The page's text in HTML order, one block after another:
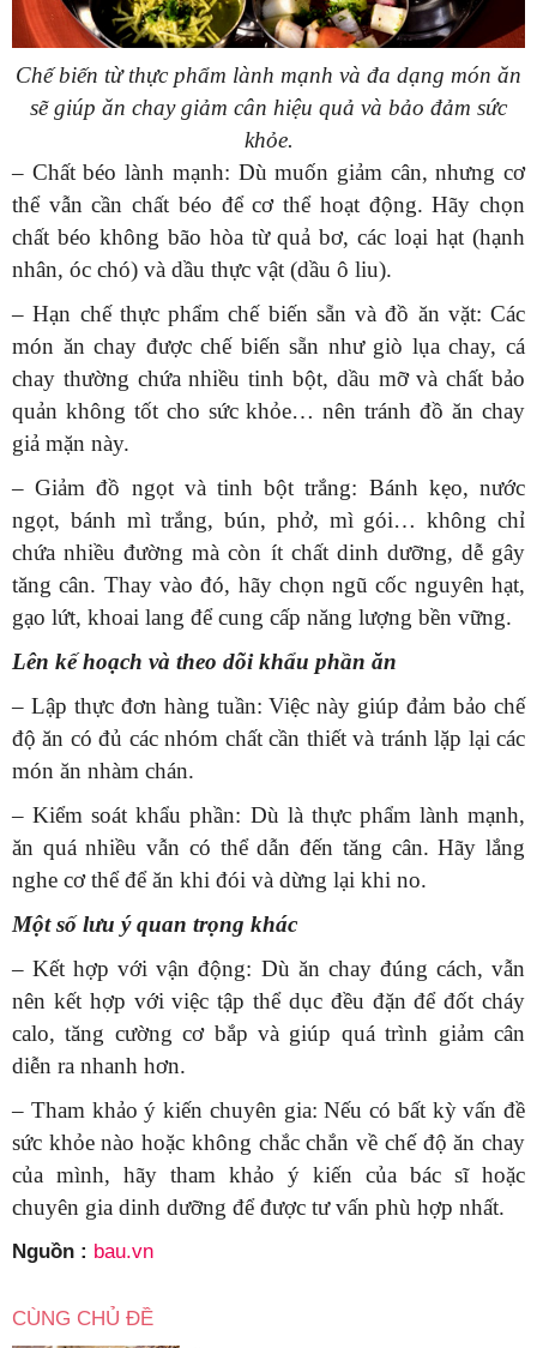
Chế biến từ thực phẩm lành mạnh và đa dạng món ăn
sẽ giúp ăn chay giảm cân hiệu quả và bảo đảm sức
khỏe.
– Chất béo lành mạnh: Dù muốn giảm cân, nhưng cơ
thể vẫn cần chất béo để cơ thể hoạt động. Hãy chọn
chất béo không bão hòa từ quả bơ, các loại hạt (hạnh
nhân, óc chó) và dầu thực vật (dầu ô liu).
– Hạn chế thực phẩm chế biến sẵn và đồ ăn vặt: Các
món ăn chay được chế biến sẵn như giò lụa chay, cá
chay thường chứa nhiều tinh bột, dầu mỡ và chất bảo
quản không tốt cho sức khỏe… nên tránh đồ ăn chay
giả mặn này.
– Giảm đồ ngọt và tinh bột trắng: Bánh kẹo, nước
ngọt, bánh mì trắng, bún, phở, mì gói… không chỉ
chứa nhiều đường mà còn ít chất dinh dưỡng, dễ gây
tăng cân. Thay vào đó, hãy chọn ngũ cốc nguyên hạt,
gạo lứt, khoai lang để cung cấp năng lượng bền vững.
Lên kế hoạch và theo dõi khẩu phần ăn
– Lập thực đơn hàng tuần: Việc này giúp đảm bảo chế
độ ăn có đủ các nhóm chất cần thiết và tránh lặp lại các
món ăn nhàm chán.
– Kiểm soát khẩu phần: Dù là thực phẩm lành mạnh,
ăn quá nhiều vẫn có thể dẫn đến tăng cân. Hãy lắng
nghe cơ thể để ăn khi đói và dừng lại khi no.
Một số lưu ý quan trọng khác
– Kết hợp với vận động: Dù ăn chay đúng cách, vẫn
nên kết hợp với việc tập thể dục đều đặn để đốt cháy
calo, tăng cường cơ bắp và giúp quá trình giảm cân
diễn ra nhanh hơn.
– Tham khảo ý kiến chuyên gia: Nếu có bất kỳ vấn đề
sức khỏe nào hoặc không chắc chắn về chế độ ăn chay
của mình, hãy tham khảo ý kiến của bác sĩ hoặc
chuyên gia dinh dưỡng để được tư vấn phù hợp nhất.
Nguồn : bau.vn
CÙNG CHỦ ĐỀ